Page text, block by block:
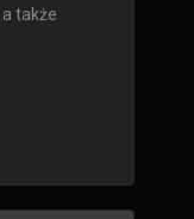
także